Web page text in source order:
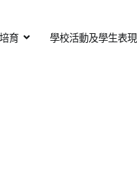
育 學校活動及學生表現